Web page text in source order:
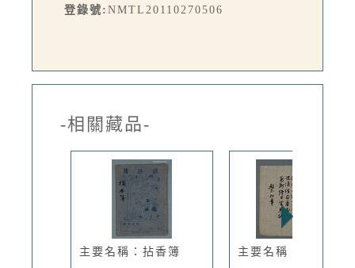
登錄號: NMTL20110270506
-相關藏品-
主要名稱：拈香簿 主要名稱：春日書感